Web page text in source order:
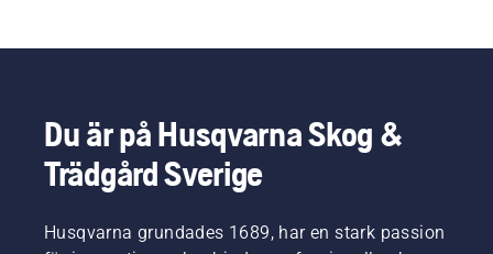
Du är på Husqvarna Skog &
Trädgård Sverige
Husqvarna grundades 1689, har en stark passion